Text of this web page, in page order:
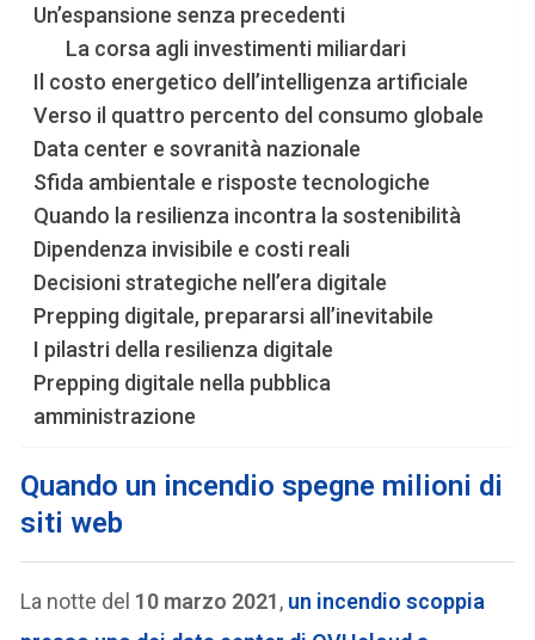
Un’espansione senza precedenti
La corsa agli investimenti miliardari
Il costo energetico dell’intelligenza artificiale
Verso il quattro percento del consumo globale
Data center e sovranità nazionale
Sfida ambientale e risposte tecnologiche
Quando la resilienza incontra la sostenibilità
Dipendenza invisibile e costi reali
Decisioni strategiche nell’era digitale
Prepping digitale, prepararsi all’inevitabile
I pilastri della resilienza digitale
Prepping digitale nella pubblica
amministrazione
Quando un incendio spegne milioni di
siti web
La notte del 10 marzo 2021, un incendio scoppia